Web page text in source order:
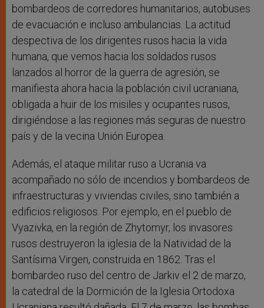
bombardeos de corredores humanitarios, autobuses
de evacuación e incluso ambulancias. La actitud
despectiva de los dirigentes rusos hacia la vida
humana, que vemos hacia los soldados rusos
lanzados al horror de la guerra de agresión, se
manifiesta ahora hacia la población civil ucraniana,
obligada a huir de los misiles y ocupantes rusos,
dirigiéndose a las regiones más seguras de nuestro
país y de la vecina Unión Europea.
Además, el ataque militar ruso a Ucrania va
acompañado no sólo de incendios y bombardeos de
infraestructuras y viviendas civiles, sino también a
edificios religiosos. Por ejemplo, en el pueblo de
Vyazivka, en la región de Zhytomyr, los invasores
rusos destruyeron la iglesia de la Natividad de la
Santísima Virgen, construida en 1862. Tras el
bombardeo ruso del centro de Jarkiv el 2 de marzo,
la catedral de la Dormición de la Iglesia Ortodoxa